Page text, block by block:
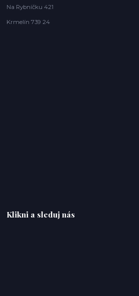
Na Rybníčku 421
Krmelín 739 24
Klikni a sleduj nás